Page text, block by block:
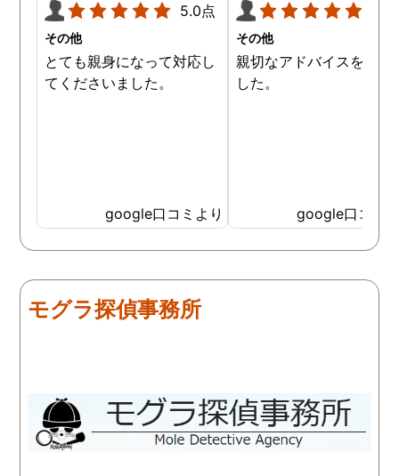
5.0点
その他
とても親身になって対応し
てくださいました。
google口コミより
その他
親切なアドバイスを頂き
した。
google口コミ
モグラ探偵事務所